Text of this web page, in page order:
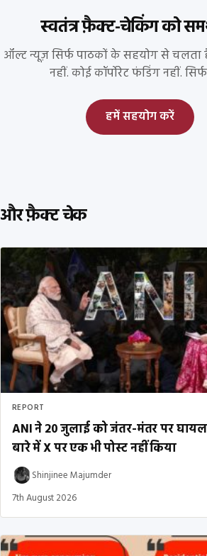
स्वतंत्र फ़ैक्ट-चेकिंग को
ऑल्ट न्यूज़ सिर्फ पाठकों के सहयोग से चलता
नहीं. कोई कॉर्पोरेट फंडिंग नहीं.
हमें सहयोग करें
और फ़ैक्ट चेक
REPORT
ANI ने 20 जुलाई को जंतर-मंतर पर घायल
बारे में X पर एक भी पोस्ट नहीं किया
Shinjinee Majumder
7th August 2026